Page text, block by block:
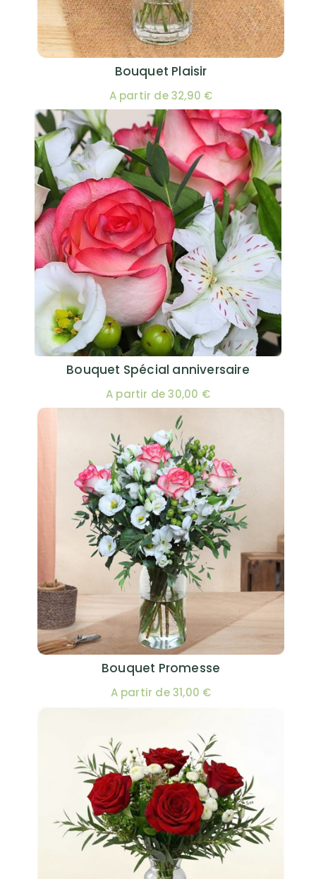
Bouquet Plaisir
A partir de 32,90 €
Bouquet Spécial anniversaire
A partir de 30,00 €
Bouquet Promesse
A partir de 31,00 €